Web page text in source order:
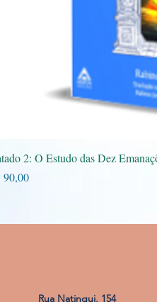
2: O Estudo das Dez
90,00
Rua Natingui, 154